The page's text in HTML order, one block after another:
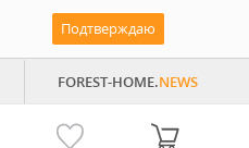
Подтверждаю
FOREST-HOME.NEWS